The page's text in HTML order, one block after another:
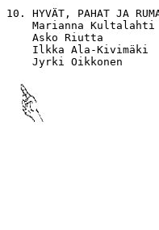
10. HYVÄT, PAHAT JA
Marianna
Asko Riutta
Ilkka Ala-Kivimäki
Jyrki Oikkonen